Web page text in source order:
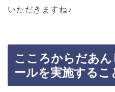
いただきますね♪
こころからだあ
ールを実施するこ